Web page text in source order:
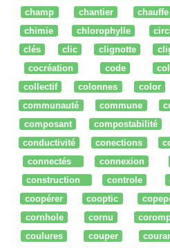
champ
chantier chauffe
chimie
chlorophylle
clés
clic clignotte
cocréation
code
collectif
colonnes color
communauté
commune
composant
compostabilité
conductivité
conections
connectés
connexion
construction
controle
coopérer
cooptic
cornhole
cornu
coulures
couper